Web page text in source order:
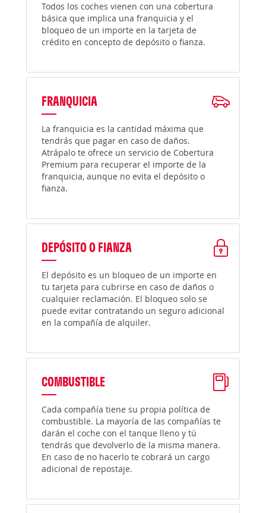
Todos los coches vienen con una cobertura
básica que implica una franquicia y el
bloqueo de un importe en la tarjeta de
crédito en concepto de depósito o fianza.
FRANQUICIA
La franquicia es la cantidad máxima que
tendrás que pagar en caso de daños.
Atrápalo te ofrece un servicio de Cobertura
Premium para recuperar el importe de la
franquicia, aunque no evita el depósito o
fianza.
DEPÓSITO O FIANZA
El depósito es un bloqueo de un importe en
tu tarjeta para cubrirse en caso de daños o
cualquier reclamación. El bloqueo solo se
puede evitar contratando un seguro adicional
en la compañía de alquiler.
COMBUSTIBLE
Cada compañía tiene su propia política de
combustible. La mayoría de las compañías te
darán el coche con el tanque lleno y tú
tendrás que devolverlo de la misma manera.
En caso de no hacerlo te cobrará un cargo
adicional de repostaje.